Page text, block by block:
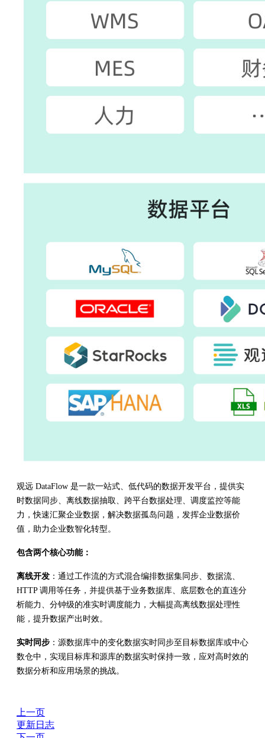
观远 DataFlow 是一款一站式、低代码的数据开发平台，提供实
时数据同步、离线数据抽取、跨平台数据处理、调度监控等能
力，快速汇聚企业数据，解决数据孤岛问题，发挥企业数据价
值，助力企业数智化转型。
包含两个核心功能：
离线开发 ：通过工作流的方式混合编排数据集同步、数据流、
HTTP 调用等任务，并提供基于业务数据库、底层数仓的直连分
析能力、分钟级的准实时调度能力，大幅提高离线数据处理性
能，提升数据产出时效。
实时同步 ：源数据库中的变化数据实时同步至目标数据库或中心
数仓中，实现目标库和源库的数据实时保持一致，应对高时效的
数据分析和应用场景的挑战。
上一页
更新日志